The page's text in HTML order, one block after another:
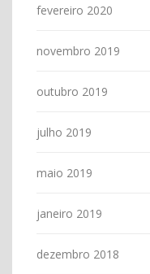
fevereiro 2020
novembro 2019
outubro 2019
julho 2019
maio 2019
janeiro 2019
dezembro 2018